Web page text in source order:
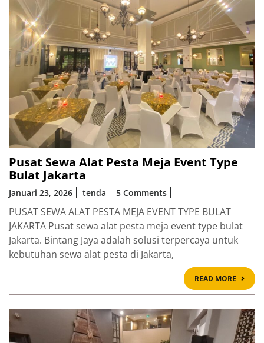
Pusat Sewa Alat Pesta Meja Event Type
Bulat Jakarta
Januari 23, 2026 tenda 5 Comments
PUSAT SEWA ALAT PESTA MEJA EVENT TYPE BULAT
JAKARTA Pusat sewa alat pesta meja event type bulat
Jakarta. Bintang Jaya adalah solusi terpercaya untuk
kebutuhan sewa alat pesta di Jakarta,
READ MORE
READ